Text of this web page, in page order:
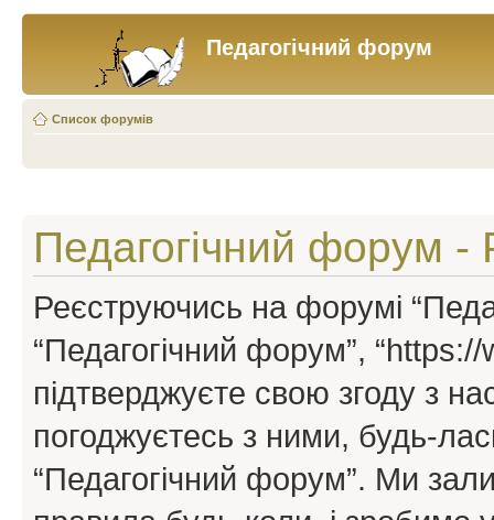
Педагогічний форум
Список форумів
Педагогічний форум -
Реєструючись на форумі
“Педагогічний форум”,
підтверджуєте свою згоду з
погоджуєтесь з ними, будь-
“Педагогічний форум”. Ми